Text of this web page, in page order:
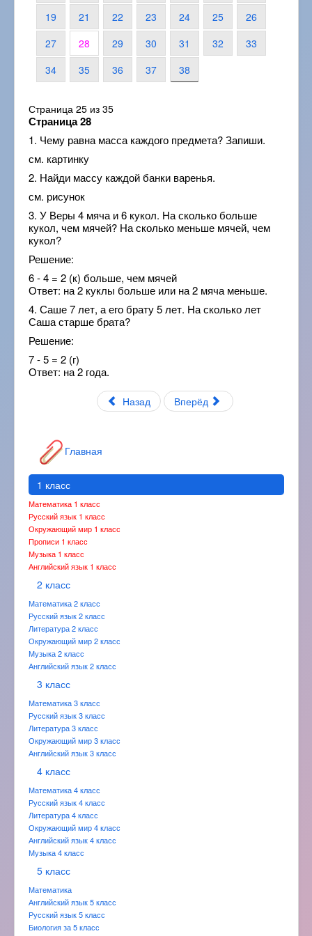
19 21 22 23 24 25
26
27
28 29 30 31 32
33
34
35 36 37 38
Страница 25 из 35
Страница 28
1. Чему равна масса каждого предмета? Запиши.
см. картинку
2. Найди массу каждой банки варенья.
см. рисунок
3. У Веры 4 мяча и 6 кукол. На сколько больше
кукол, чем мячей? На сколько меньше мячей, чем
кукол?
Решение:
6 - 4 = 2 (к) больше, чем мячей
Ответ: на 2 куклы больше или на 2 мяча меньше.
4. Саше 7 лет, а его брату 5 лет. На сколько лет
Саша старше брата?
Решение:
7 - 5 = 2 (г)
Ответ: на 2 года.
Назад Вперёд
Главная
1 класс
Математика 1 класс
Русский язык 1 класс
Окружающий мир 1 класс
Прописи 1 класс
Музыка 1 класс
Английский язык 1 класс
2 класс
Математика 2 класс
Русский язык 2 класс
Литература 2 класс
Окружающий мир 2 класс
Музыка 2 класс
Английский язык 2 класс
3 класс
Математика 3 класс
Русский язык 3 класс
Литература 3 класс
Окружающий мир 3 класс
Английский язык 3 класс
4 класс
Математика 4 класс
Русский язык 4 класс
Литература 4 класс
Окружающий мир 4 класс
Английский язык 4 класс
Музыка 4 класс
5 класс
Математика
Английский язык 5 класс
Русский язык 5 класс
Биология за 5 класс